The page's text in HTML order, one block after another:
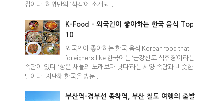
집이다. 허영만의 ‘식객’에 소개되...
K-Food - 외국인이 좋아하는 한국 음식 Top
10
외국인이 좋아하는 한국 음식 Korean food that
foreigners like 한국에는 ‘금강산도 식후경’이라는
속담이 있다. ‘빵은 새들의 노래보다 낫다’라는 서양 속담과 비슷한
말이다. 지난해 한국을 방문...
부산역-경부선 종착역, 부산 철도 여행의 출발